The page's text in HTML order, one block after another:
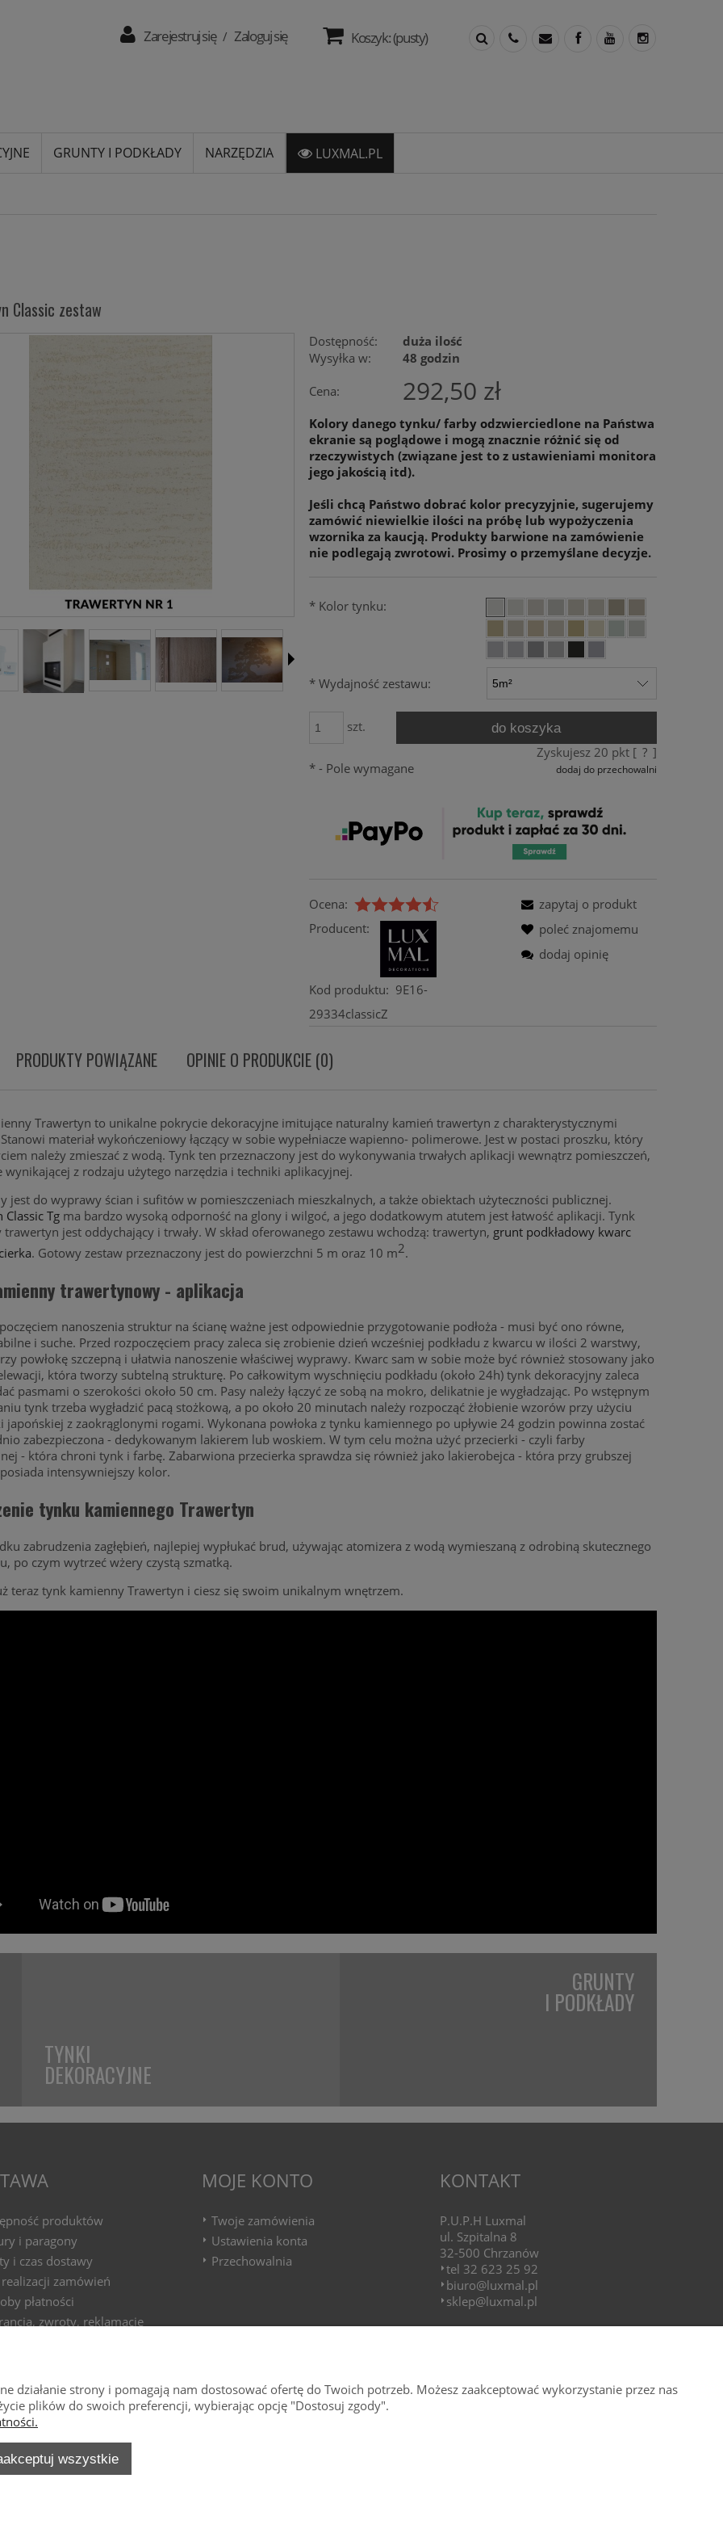
Koszyk:(pusty)
Zarejestruj się / Zaloguj się
GRUNTY I PODKŁADY NARZĘDZIA LUXMAL.PL
Classic zestaw
Dostępność:
duża ilość
Wysyłka w:
48 godzin
Cena: 292,50 zł
Kolory danego tynku/ farby odzwierciedlone na Państwa
ekranie są poglądowe i mogą znacznie różnić się od
rzeczywistych (związane jest to z ustawieniami monitora
jego jakością itd).
Jeśli chcą Państwo dobrać kolor precyzyjnie, sugerujemy
zamówić niewielkie ilości na próbę lub wypożyczenia
wzornika za kaucją. Produkty barwione na zamówienie
nie podlegają zwrotowi. Prosimy o przemyślane decyzje.
* Kolor tynku:
* Wydajność zestawu:
szt.
do koszyka
Zyskujesz 20 pkt [ ? ]
dodaj do przechowalni
* - Pole wymagane
Ocena:
Producent:
Kod produktu: 9E16-
29334classicZ
zapytaj o produkt
poleć znajomemu
dodaj opinię
PRODUKTY POWIĄZANE OPINIE O PRODUKCIE (0)
Trawertyn to unikalne pokrycie dekoracyjne imitujące naturalny kamień trawertyn z charakterystycznymi
materiał wykończeniowy łączący w sobie wypełniacze wapienno- polimerowe. Jest w postaci proszku, który
należy zmieszać z wodą. Tynk ten przeznaczony jest do wykonywania trwałych aplikacji wewnątrz pomieszczeń,
wynikającej z rodzaju użytego narzędzia i techniki aplikacyjnej.
jest do wyprawy ścian i sufitów w pomieszczeniach mieszkalnych, a także obiektach użyteczności publicznej.
Tg ma bardzo wysoką odporność na glony i wilgoć, a jego dodatkowym atutem jest łatwość aplikacji. Tynk
jest oddychający i trwały. W skład oferowanego zestawu wchodzą: trawertyn, grunt podkładowy kwarc
. Gotowy zestaw przeznaczony jest do powierzchni 5 m oraz 10 m2.
trawertynowy - aplikacja
nanoszenia struktur na ścianę ważne jest odpowiednie przygotowanie podłoża - musi być ono równe,
i suche. Przed rozpoczęciem pracy zaleca się zrobienie dzień wcześniej podkładu z kwarcu w ilości 2 warstwy,
powłokę szczepną i ułatwia nanoszenie właściwej wyprawy. Kwarc sam w sobie może być również stosowany jako
która tworzy subtelną strukturę. Po całkowitym wyschnięciu podkładu (około 24h) tynk dekoracyjny zaleca
pasmami o szerokości około 50 cm. Pasy należy łączyć ze sobą na mokro, delikatnie je wygładzając. Po wstępnym
tynk trzeba wygładzić pacą stożkową, a po około 20 minutach należy rozpocząć żłobienie wzorów przy użyciu
japońskiej z zaokrąglonymi rogami. Wykonana powłoka z tynku kamiennego po upływie 24 godzin powinna zostać
zabezpieczona - dedykowanym lakierem lub woskiem. W tym celu można użyć przecierki - czyli farby
- która chroni tynk i farbę. Zabarwiona przecierka sprawdza się również jako lakierobejca - która przy grubszej
intensywniejszy kolor.
tynku kamiennego Trawertyn
zabrudzenia zagłębień, najlepiej wypłukać brud, używając atomizera z wodą wymieszaną z odrobiną skutecznego
po czym wytrzeć wżery czystą szmatką.
teraz tynk kamienny Trawertyn i ciesz się swoim unikalnym wnętrzem.
TYNKI
DEKORACYJNE
GRUNTY
I PODKŁADY
produktów
i paragony
i czas dostawy
realizacji zamówień
płatności
zwroty, reklamacje
MOJE KONTO
Twoje zamówienia
Ustawienia konta
Przechowalnia
KONTAKT
P.U.P.H Luxmal
ul. Szpitalna 8
32-500 Chrzanów
tel 32 623 25 92
biuro@luxmal.pl
sklep@luxmal.pl
pon.-pt.: 8.00 – 16:00
działanie strony i pomagają nam dostosować ofertę do Twoich potrzeb. Możesz zaakceptować wykorzystanie przez nas
plików do swoich preferencji, wybierając opcję "Dostosuj zgody".
wszystkie